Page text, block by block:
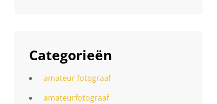
Categorieën
amateur fotograaf
amateurfotograaf